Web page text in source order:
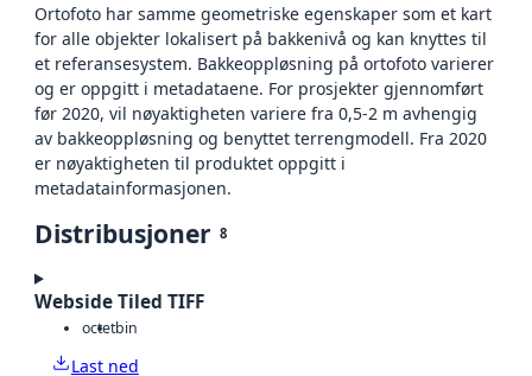
Ortofoto har samme geometriske egenskaper som et kart
for alle objekter lokalisert på bakkenivå og kan knyttes til
et referansesystem. Bakkeoppløsning på ortofoto varierer
og er oppgitt i metadataene. For prosjekter gjennomført
før 2020, vil nøyaktigheten variere fra 0,5-2 m avhengig
av bakkeoppløsning og benyttet terrengmodell. Fra 2020
er nøyaktigheten til produktet oppgitt i
metadatainformasjonen.
Distribusjoner 8
Webside Tiled TIFF
octetbin
Last ned